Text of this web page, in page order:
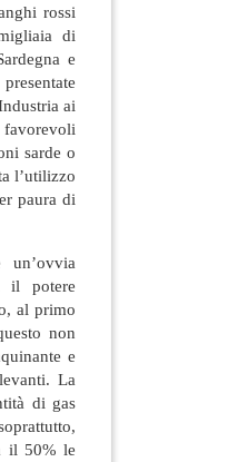
rossi
di
e
ai
sarde o
l’utilizzo
paura di
un’ovvia
il potere
al primo
non
e
La
di gas
il 50% le